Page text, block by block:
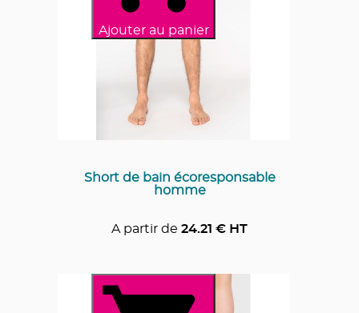
Ajouter au panier
Short de bain écoresponsable
homme
A partir de 24.21 € HT